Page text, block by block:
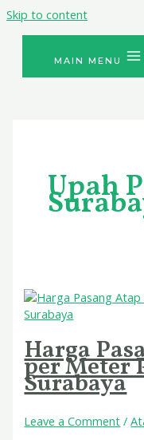
Skip to content
MAIN MENU
Upah
Harga
per Meter
Surabaya
Leave a Comment /